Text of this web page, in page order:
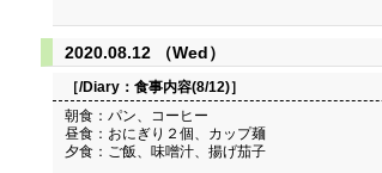
2020.08.12 （Wed）
［/Diary： 食事内容(8/12)］
朝食：パン、コーヒー
昼食：おにぎり２個、カップ麺
夕食：ご飯、味噌汁、揚げ茄子